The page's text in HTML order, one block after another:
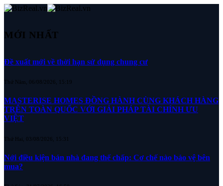
MỚI NHẤT
Đề xuất mới về thời hạn sử dụng chung cư
Thứ Năm, 06/08/2026, 15:19
MASTERISE HOMES ĐỒNG HÀNH CÙNG KHÁCH HÀNG
TRÊN TOÀN QUỐC VỚI GIẢI PHÁP TÀI CHÍNH ƯU
VIỆT
Thứ Hai, 03/08/2026, 15:31
Nới điều kiện bán nhà đang thế chấp: Cơ chế nào bảo vệ bên
mua?